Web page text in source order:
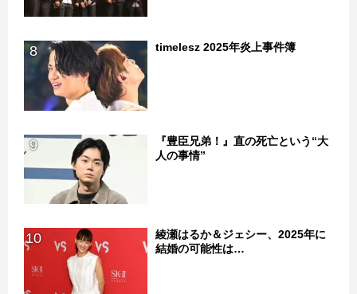
8 timelesz 2025年炎上事件簿
9
『豊臣兄弟！』直の死亡という“大
人の事情”
10
綾瀬はるか＆ジェシー、2025年に
結婚の可能性は…